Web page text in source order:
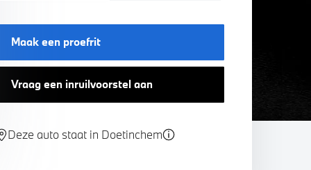
Maak een proefrit
Vraag een inruilvoorstel aan
Deze auto staat in Doetinchem